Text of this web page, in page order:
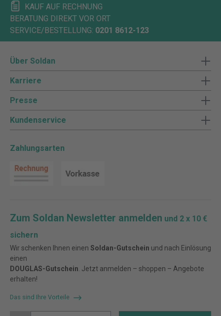
KAUF AUF RECHNUNG
BERATUNG DIREKT VOR ORT
SERVICE/BESTELLUNG: 0201 8612-123
Über Soldan
Karriere
Presse
Kundenservice
Zahlungsarten
Zum Soldan Newsletter anmelden und 2 x 10 €
sichern
Wir schenken Ihnen einen Soldan-Gutschein und nach Einlösung
einen
DOUGLAS-Gutschein . Jetzt anmelden – shoppen – Angebote
erhalten!
Das sind Ihre Vorteile